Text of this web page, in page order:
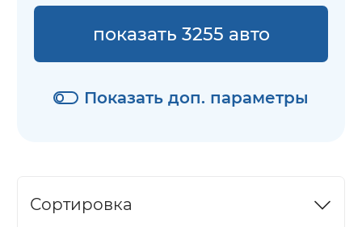
Показать доп. параметры
показать 3255 авто
Сортировка